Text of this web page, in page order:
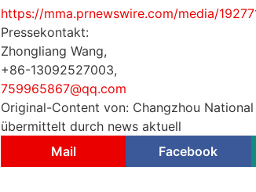
https://mma.prnewswire.com/media/
Pressekontakt:
Zhongliang Wang,
+86-13092527003,
759965867@qq.com
Original-Content von: Changzhou
übermittelt durch news aktuell
Mail
Facebook